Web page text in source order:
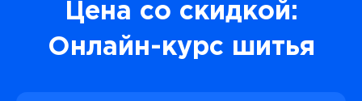
Цена со скидкой:
Онлайн-курс шитья